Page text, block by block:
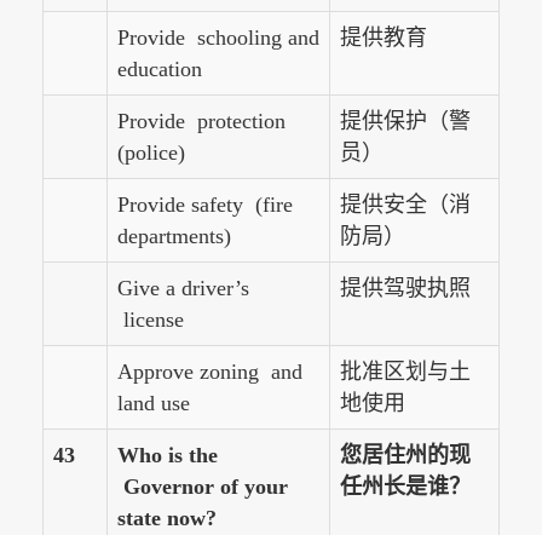
Provide schooling and
education
提供教育
Provide protection
(police)
提供保护（警
员）
Provide safety (fire
departments)
提供安全（消
防局）
Give a driver’s
license
提供驾驶执照
Approve zoning and
land use
批准区划与土
地使用
43
Who is the
Governor of your
state now?
您居住州的现
任州长是谁？